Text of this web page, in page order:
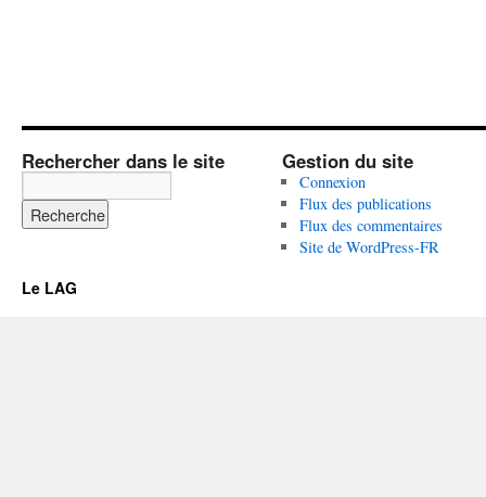
Rechercher dans le site Gestion du site
Connexion
Flux des publications
Flux des commentaires
Site de WordPress-FR
Le LAG